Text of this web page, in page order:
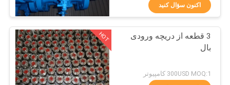
کیفیت
تماسشیر توپی Trunnion
37
اکنون سؤال کنید
HOT
3 قطعه از دریچه ورودی
بال
300USD MOQ:1 کامپیوتر